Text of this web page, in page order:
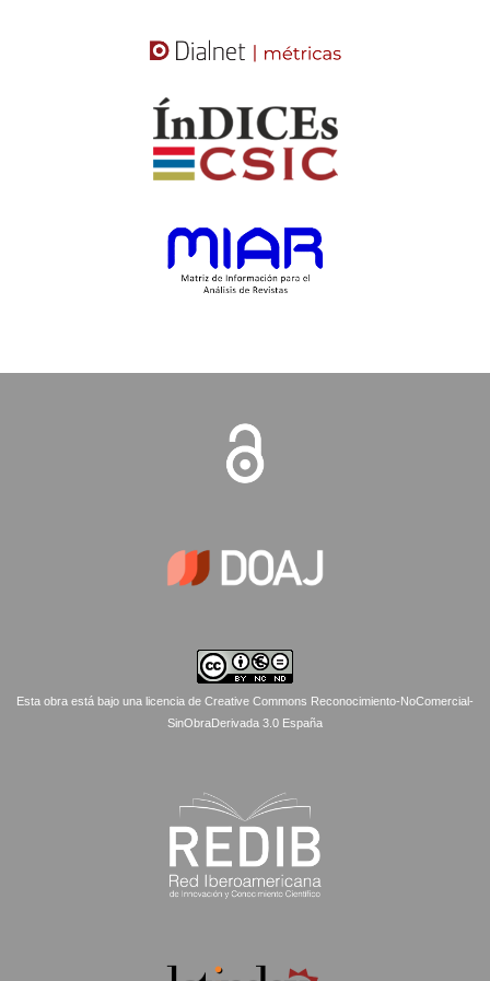
Esta obra está bajo una licencia de Creative Commons Reconocimiento-NoComercial-
SinObraDerivada 3.0 España